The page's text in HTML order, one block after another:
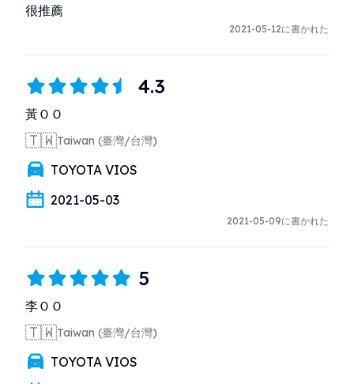
很推薦
2021-05-12に書かれた
4.3
黃ＯＯ
🇹🇼Taiwan (臺灣/台灣)
TOYOTA VIOS
2021-05-03
2021-05-09に書かれた
5
李ＯＯ
🇹🇼Taiwan (臺灣/台灣)
TOYOTA VIOS